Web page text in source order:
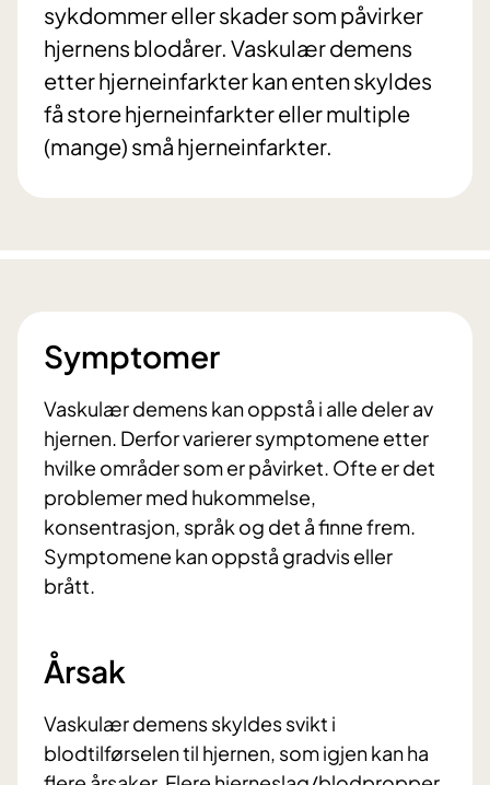
sykdommer eller skader som påvirker
hjernens blodårer. Vaskulær demens
etter hjerneinfarkter kan enten skyldes
få store hjerneinfarkter eller multiple
(mange) små hjerneinfarkter.
Symptomer
Vaskulær demens kan oppstå i alle deler av
hjernen. Derfor varierer symptomene etter
hvilke områder som er påvirket. Ofte er det
problemer med hukommelse,
konsentrasjon, språk og det å finne frem.
Symptomene kan oppstå gradvis eller
brått.
Årsak
Vaskulær demens skyldes svikt i
blodtilførselen til hjernen, som igjen kan ha